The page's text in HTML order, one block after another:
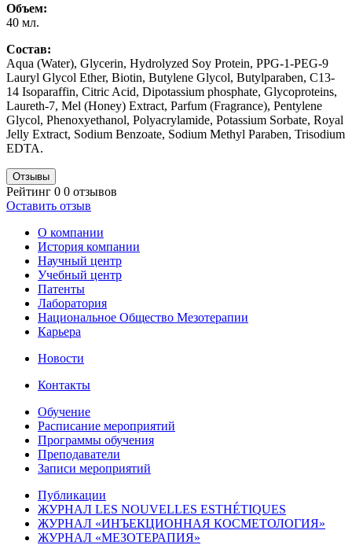
Объем:
40 мл.
Состав:
Aqua (Water), Glycerin, Hydrolyzed Soy Protein, PPG-1-PEG-9
Lauryl Glycol Ether, Biotin, Butylene Glycol, Butylparaben, C13-
14 Isoparaffin, Citric Acid, Dipotassium phosphate, Glycoproteins,
Laureth-7, Mel (Honey) Extract, Parfum (Fragrance), Pentylene
Glycol, Phenoxyethanol, Polyacrylamide, Potassium Sorbate, Royal
Jelly Extract, Sodium Benzoate, Sodium Methyl Paraben, Trisodium
EDTA.
Отзывы
Рейтинг 0 0 отзывов
Оставить отзыв
О компании
История компании
Научный центр
Учебный центр
Патенты
Лаборатория
Национальное Общество Мезотерапии
Карьера
Новости
Контакты
Обучение
Расписание мероприятий
Программы обучения
Преподаватели
Записи мероприятий
Публикации
ЖУРНАЛ LES NOUVELLES ESTHÉTIQUES
ЖУРНАЛ «ИНЪЕКЦИОННАЯ КОСМЕТОЛОГИЯ»
ЖУРНАЛ «МЕЗОТЕРАПИЯ»